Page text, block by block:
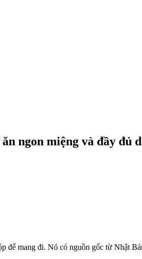
ngon miệng và đầy đủ
để mang đi. Nó có nguồn gốc từ Nhật